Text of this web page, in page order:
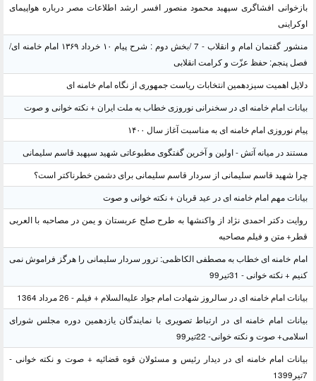
بازخوانی افشاگری سپهبد محمود منصور افسر ارشد اطلاعات مصر درباره هواپیمای
اوکراینی
منشور گفتمان امام و انقلاب - 7 /بخش دوم : شرح پیام ۱۰ خرداد ۱۳۶۹ امام خامنه ای/
فصل پنجم: حفظ عزّت و کرامت انقلابی
دلایل اهمیت سیزدهمین انتخابات ریاست جمهوری از نگاه امام خامنه ای
بیانات امام خامنه ای در سخنرانی نوروزی خطاب به ملت ایران + نکته خوانی و صوت
پیام نوروزی امام خامنه ای به مناسبت آغاز سال ۱۴۰۰
مستند در میانه آتش - اولین و آخرین گفتگوی مطبوعاتی شهید سپهبد قاسم سلیمانی
چرا شهید قاسم سلیمانی از سردار قاسم سلیمانی برای دشمن خطرناکتر است؟
بیانات مهم امام خامنه ای در عید قربان + نکته خوانی و صوت
روایت دکتر احمدی نژاد از واکنشها به طرح صلح عربستان و یمن در مصاحبه با العربی
قطر+ متن و فیلم مصاحبه
امام خامنه ای خطاب به مصطفی الکاظمی: ترور سردار سلیمانی را هرگز فراموش نمی
کنیم + نکته خوانی - 31تیر99
بیانات امام خامنه ای در سالروز شهادت امام جواد علیه‌السلام + فیلم - 26 مرداد 1364
بیانات امام خامنه ای در ارتباط تصویری با نمایندگان یازدهمین دوره مجلس شورای
اسلامی+ صوت و نکته خوانی- 22تیر99
بیانات امام خامنه ای در دیدار رئیس و مسئولان قوه قضائیه + صوت و نکته خوانی -
7تیر1399